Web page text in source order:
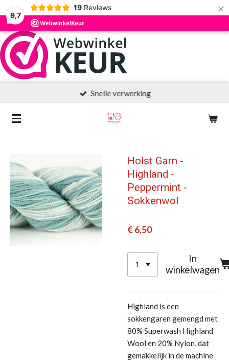
9,7
19 Reviews ×
Snelle verwerking
Holst Garn -
Highland -
Peppermint -
Sokkenwol
€ 6,50
In
winkelwagen
Highland is een
sokkengaren gemengd met
80% Superwash Highland
Wool en 20% Nylon, dat
gemakkelijk in de machine